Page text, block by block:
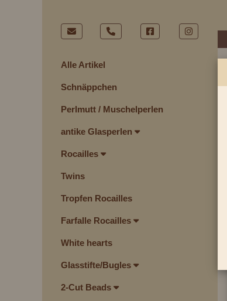
Alle Artikel
Schnäppchen
Perlmutt / Muschelperlen
antike Glasperlen
Rocailles
Twins
Tropfen Rocailles
Farfalle Rocailles
White hearts
Glasstifte/Bugles
2-Cut Beads